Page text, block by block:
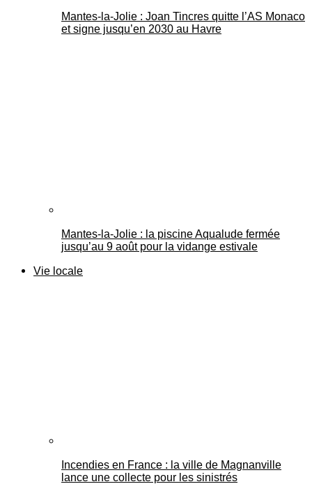
Mantes-la-Jolie : Joan Tincres quitte l’AS Monaco
et signe jusqu’en 2030 au Havre
Mantes-la-Jolie : la piscine Aqualude fermée
jusqu’au 9 août pour la vidange estivale
Vie locale
Incendies en France : la ville de Magnanville
lance une collecte pour les sinistrés